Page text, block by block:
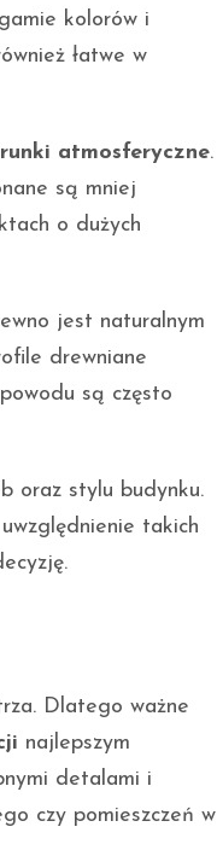
kolorów i
łatwe w
atmosferyczne.
są mniej
o dużych
jest naturalnym
drewniane
są często
oraz stylu budynku.
takich
Dlatego ważne
najlepszym
detalami i
czy pomieszczeń w